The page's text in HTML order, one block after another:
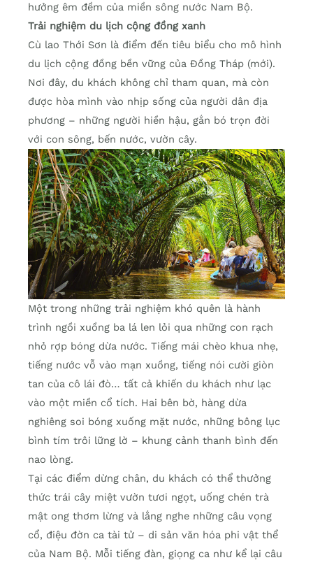
hưởng êm đềm của miền sông nước Nam Bộ.
Trải nghiệm du lịch cộng đồng xanh
Cù lao Thới Sơn là điểm đến tiêu biểu cho mô hình
du lịch cộng đồng bền vững của Đồng Tháp (mới).
Nơi đây, du khách không chỉ tham quan, mà còn
được hòa mình vào nhịp sống của người dân địa
phương – những người hiền hậu, gắn bó trọn đời
với con sông, bến nước, vườn cây.
Một trong những trải nghiệm khó quên là hành
trình ngồi xuồng ba lá len lỏi qua những con rạch
nhỏ rợp bóng dừa nước. Tiếng mái chèo khua nhẹ,
tiếng nước vỗ vào mạn xuồng, tiếng nói cười giòn
tan của cô lái đò… tất cả khiến du khách như lạc
vào một miền cổ tích. Hai bên bờ, hàng dừa
nghiêng soi bóng xuống mặt nước, những bông lục
bình tím trôi lững lờ – khung cảnh thanh bình đến
nao lòng.
Tại các điểm dừng chân, du khách có thể thưởng
thức trái cây miệt vườn tươi ngọt, uống chén trà
mật ong thơm lừng và lắng nghe những câu vọng
cổ, điệu đờn ca tài tử – di sản văn hóa phi vật thể
của Nam Bộ. Mỗi tiếng đàn, giọng ca như kể lại câu